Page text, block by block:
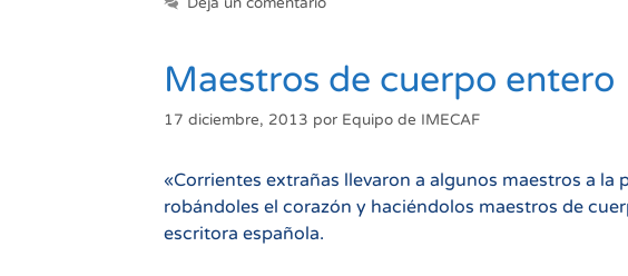
Maestros de cuerpo entero
17 diciembre, 2013 por Equipo de IMECAF
«Corrientes extrañas llevaron a algunos maestros a la
robándoles el corazón y haciéndolos maestros de
escritora española.